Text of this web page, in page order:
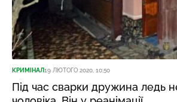
КРИМІНАЛ19 ЛЮТОГО 2020, 10:50
Під час сварки дружина ледь